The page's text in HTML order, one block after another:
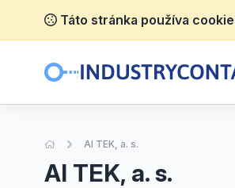
Táto stránka používa
Úvodná stránka
AI TEK, a. s.
AI TEK, a. s.